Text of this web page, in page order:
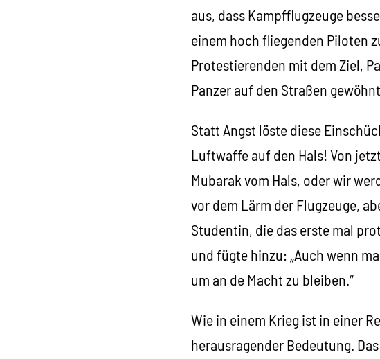
aus, dass Kampfflugzeuge
einem hoch fliegenden Piloten
Protestierenden mit dem Ziel,
Panzer auf den Straßen
Statt Angst löste diese
Luftwaffe auf den Hals! Von
Mubarak vom Hals, oder wir
vor dem Lärm der Flugzeuge,
Studentin, die das erste mal
und fügte hinzu: „Auch wenn
um an de Macht zu bleiben.“
Wie in einem Krieg ist in einer
herausragender Bedeutung.